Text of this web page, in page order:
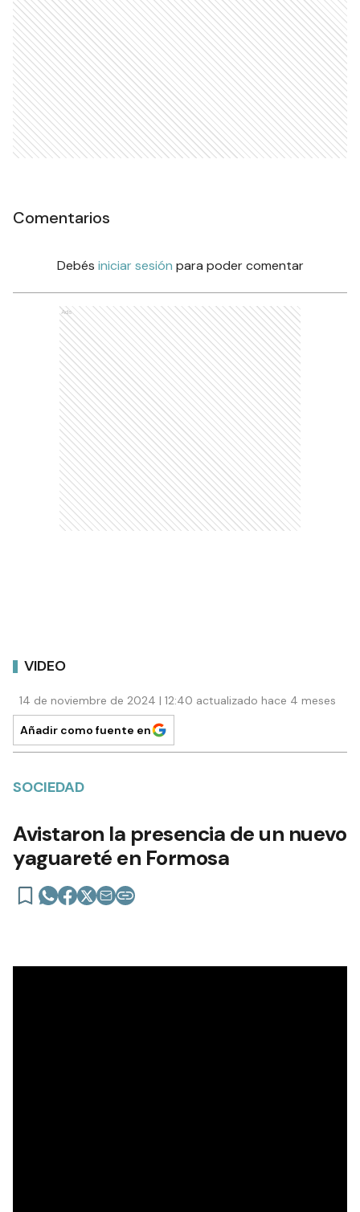
Comentarios
Debés iniciar sesión para poder comentar
Ads
VIDEO
14 de noviembre de 2024 | 12:40 actualizado hace 4 meses
Añadir como fuente en
SOCIEDAD
Avistaron la presencia de un nuevo
yaguareté en Formosa